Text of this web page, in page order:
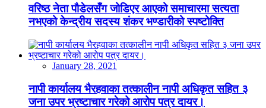
वरिष्ठ नेता पौडेलसँग जोडिएर आएको समाचारमा सत्यता
नभएको केन्द्रीय सदस्य शंकर भण्डारीको स्पष्टोक्ति
January 28, 2021
नापी कार्यालय भैरहवाका तत्कालीन नापी अधिकृत सहित ३
जना उपर भ्रष्टाचार गरेको आरोप पत्र दायर।